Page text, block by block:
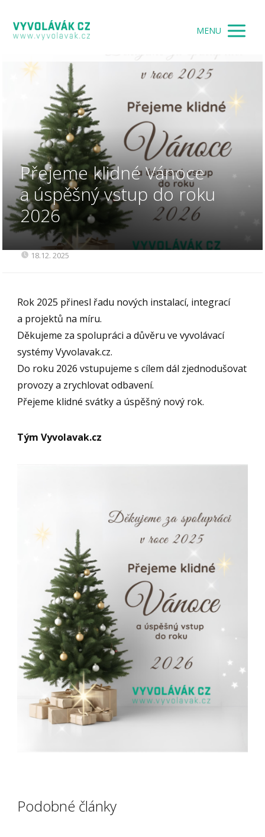
MENU
Přejeme klidné Vánoce
a úspěšný vstup do roku
2026
18.12. 2025
Rok 2025 přinesl řadu nových instalací, integrací
a projektů na míru.
Děkujeme za spolupráci a důvěru ve vyvolávací
systémy Vyvolavak.cz.
Do roku 2026 vstupujeme s cílem dál zjednodušovat
provozy a zrychlovat odbavení.
Přejeme klidné svátky a úspěšný nový rok.
Tým Vyvolavak.cz
Podobné články